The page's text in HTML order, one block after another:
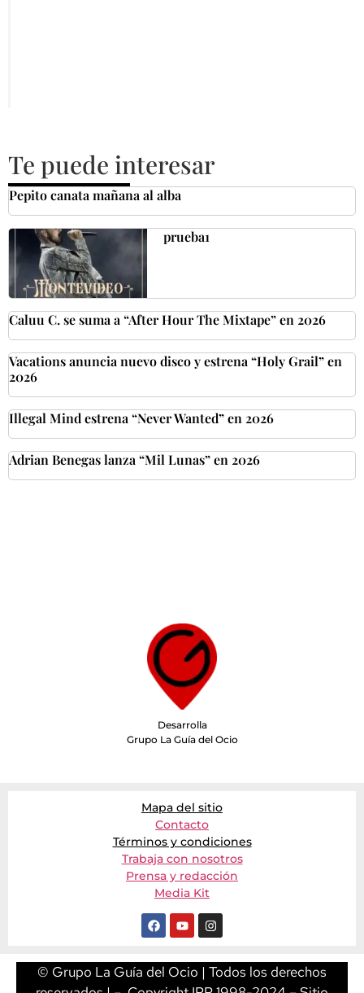
Te puede interesar
Pepito canata mañana al alba
prueba1
Caluu C. se suma a “After Hour The Mixtape” en 2026
Vacations anuncia nuevo disco y estrena “Holy Grail” en
2026
Illegal Mind estrena “Never Wanted” en 2026
Adrian Benegas lanza “Mil Lunas” en 2026
Desarrolla
Grupo La Guía del Ocio
Mapa del sitio
Contacto
Términos y condiciones
Trabaja con nosotros
Prensa y redacción
Media Kit
© Grupo La Guía del Ocio | Todos los derechos